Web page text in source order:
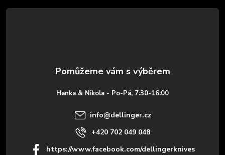
á
Hanka & Nikola - Po-Pá, 7:30-16:00
info@dellinger.cz
+420 702 049 048
https://www.facebook.com/dellingerknives